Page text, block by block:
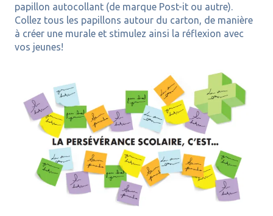
papillon autocollant (de marque Post-it ou autre).
Collez tous les papillons autour du carton, de manière
à créer une murale et stimulez ainsi la réflexion avec
vos jeunes!